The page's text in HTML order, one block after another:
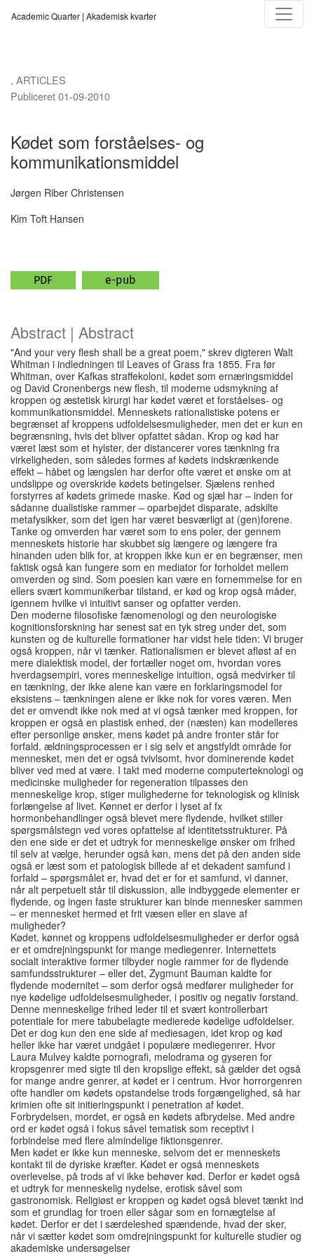
Academic Quarter | Akademisk kvarter
, ARTICLES
Kødet som forståelses- og
kommunikationsmiddel
Publiceret 01-09-2010
Jørgen Riber Christensen
Kim Toft Hansen
PDF e-pub
Abstract | Abstract
"And your very flesh shall be a great poem," skrev digteren Walt
Whitman i indledningen til Leaves of Grass fra 1855. Fra før
Whitman, over Kafkas straffekoloni, kødet som ernæringsmiddel
og David Cronenbergs new flesh, til moderne udsmykning af
kroppen og æstetisk kirurgi har kødet været et forståelses- og
kommunikationsmiddel. Menneskets rationalistiske potens er
begrænset af kroppens udfoldelsesmuligheder, men det er kun en
begrænsning, hvis det bliver opfattet sådan. Krop og kød har
været læst som et hylster, der distancerer vores tænkning fra
virkeligheden, som således formes af kødets indskrænkende
effekt – håbet og længslen har derfor ofte været et ønske om at
undslippe og overskride kødets betingelser. Sjælens renhed
forstyrres af kødets grimede maske. Kød og sjæl har – inden for
sådanne dualistiske rammer – oparbejdet disparate, adskilte
metafysikker, som det igen har været besværligt at (gen)forene.
Tanke og omverden har været som to ens poler, der gennem
menneskets historie har skubbet sig længere og længere fra
hinanden uden blik for, at kroppen ikke kun er en begrænser, men
faktisk også kan fungere som en mediator for forholdet mellem
omverden og sind. Som poesien kan være en fornemmelse for en
ellers svært kommunikerbar tilstand, er kød og krop også måder,
igennem hvilke vi intuitivt sanser og opfatter verden.
Den moderne filosofiske fænomenologi og den neurologiske
kognitionsforskning har senest sat en tyk streg under det, som
kunsten og de kulturelle formationer har vidst hele tiden: Vi bruger
også kroppen, når vi tænker. Rationalismen er blevet afløst af en
mere dialektisk model, der fortæller noget om, hvordan vores
hverdagsempiri, vores menneskelige intuition, også medvirker til
en tænkning, der ikke alene kan være en forklaringsmodel for
eksistens – tænkningen alene er ikke nok for vores væren. Men
det er omvendt ikke nok med at vi også tænker med kroppen, for
kroppen er også en plastisk enhed, der (næsten) kan modelleres
efter personlige ønsker, mens kødet på andre fronter står for
forfald. ældningsprocessen er i sig selv et angstfyldt område for
mennesket, men det er også tvivlsomt, hvor dominerende kødet
bliver ved med at være. I takt med moderne computerteknologi og
medicinske muligheder for regeneration tilpasses den
menneskelige krop, stiger mulighederne for teknologisk og klinisk
forlængelse af livet. Kønnet er derfor i lyset af fx
hormonbehandlinger også blevet mere flydende, hvilket stiller
spørgsmålstegn ved vores opfattelse af identitetsstrukturer. På
den ene side er det et udtryk for menneskelige ønsker om frihed
til selv at vælge, herunder også køn, mens det på den anden side
også er læst som et patologisk billede af et dekadent samfund i
forfald – spørgsmålet er, hvad det er for et samfund, vi danner,
når alt perpetuelt står til diskussion, alle indbyggede elementer er
flydende, og ingen faste strukturer kan binde mennesker sammen
– er mennesket hermed et frit væsen eller en slave af
muligheder?
Kødet, kønnet og kroppens udfoldelsesmuligheder er derfor også
er et omdrejningspunkt for mange mediegenrer. Internettets
socialt interaktive former tilbyder nogle rammer for de flydende
samfundsstrukturer – eller det, Zygmunt Bauman kaldte for
flydende modernitet – som derfor også medfører muligheder for
nye kødelige udfoldelsesmuligheder, i positiv og negativ forstand.
Denne menneskelige frihed leder til et svært kontrollerbart
potentiale for mere tabubelagte medierede kødelige udfoldelser.
Det er dog kun den ene side af mediesagen, idet krop og kød
heller ikke har været undgået i populære mediegenrer. Hvor
Laura Mulvey kaldte pornografi, melodrama og gyseren for
kropsgenrer med sigte til den kropslige effekt, så gælder det også
for mange andre genrer, at kødet er i centrum. Hvor horrorgenren
ofte handler om kødets opstandelse trods forgængelighed, så har
krimien ofte sit initieringspunkt i penetration af kødet.
Forbrydelsen, mordet, er også en kødets afbrydelse. Med andre
ord er kødet også i fokus såvel tematisk som receptivt i
forbindelse med flere almindelige fiktionsgenrer.
Men kødet er ikke kun menneske, selvom det er menneskets
kontakt til de dyriske kræfter. Kødet er også menneskets
overlevelse, på trods af vi ikke behøver kød. Derfor er kødet også
et udtryk for menneskelig nydelse, erotisk såvel som
gastronomisk. Religiøst er kroppen og kødet også blevet tænkt ind
som et grundlag for troen eller sågar som en fornægtelse af
kødet. Derfor er det i særdeleshed spændende, hvad der sker,
når vi sætter kødet som omdrejningspunkt for kulturelle studier og
akademiske undersøgelser